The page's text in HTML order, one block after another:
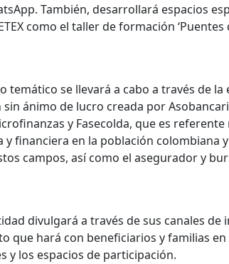
También, desarrollará espacios
como el taller de formación ‘Puentes
temático se llevará a cabo a través de
ánimo de lucro creada por
y Fasecolda, que es
y financiera en la población colombiana
campos, así como el asegurador y
divulgará a través de sus canales
que hará con beneficiarios y familias
y los espacios de participación.